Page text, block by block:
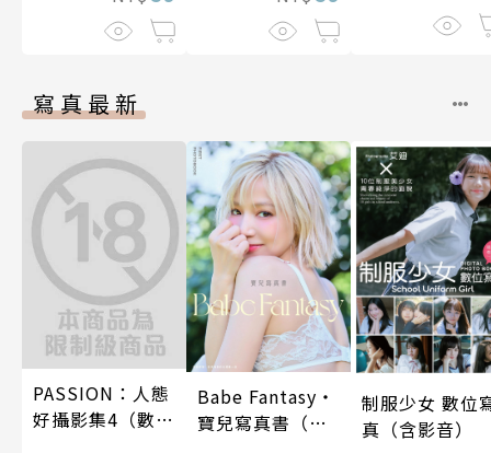
寫真最新
PASSION：人態
好攝影集4（數位
Babe Fantasy‧
寶兒寫真書（加
制服少女 數位
真（含影音）